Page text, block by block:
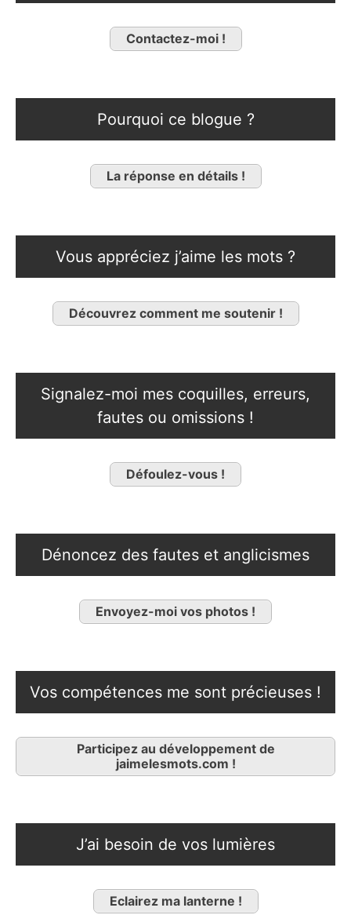
Contactez-moi !
Pourquoi ce blogue ?
La réponse en détails !
Vous appréciez j’aime les mots ?
Découvrez comment me soutenir !
Signalez-moi mes coquilles, erreurs,
fautes ou omissions !
Défoulez-vous !
Dénoncez des fautes et anglicismes
Envoyez-moi vos photos !
Vos compétences me sont précieuses !
Participez au développement de
jaimelesmots.com !
J’ai besoin de vos lumières
Eclairez ma lanterne !